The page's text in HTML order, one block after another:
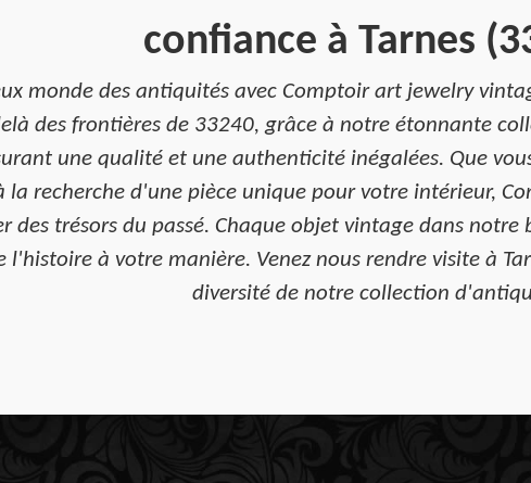
confiance à Tarnes
monde des antiquités avec Comptoir art jewelry
des frontières de 33240, grâce à notre étonnante
une qualité et une authenticité inégalées. Que
recherche d'une pièce unique pour votre intérieur,
des trésors du passé. Chaque objet vintage dans
l'histoire à votre manière. Venez nous rendre visite à
diversité de notre collection